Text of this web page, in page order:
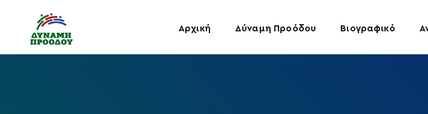
Αρχική Δύναμη Προόδου Βιογραφικό